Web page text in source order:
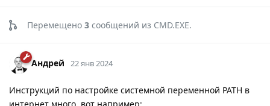
Перемещено 3 сообщений из CMD.EXE.
Андрей 22 янв 2024
Инструкций по настройке системной переменной PATH в
интернет много, вот например: